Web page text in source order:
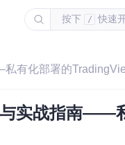
按下 / 快速
有化部署的
实战指南——